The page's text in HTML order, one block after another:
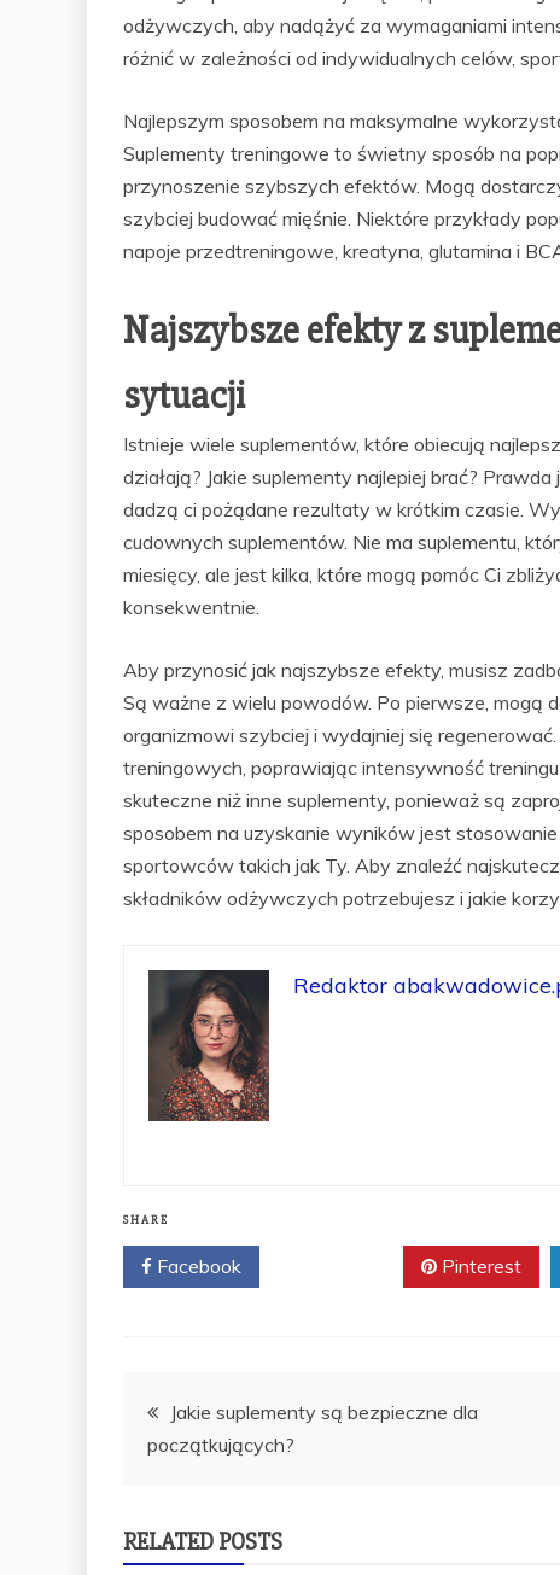
odżywczych, aby nadążyć za wymaganiami
różnić w zależności od indywidualnych celów,
Najlepszym sposobem na maksymalne
Suplementy treningowe to świetny sposób na
przynoszenie szybszych efektów. Mogą
szybciej budować mięśnie. Niektóre przykłady
napoje przedtreningowe, kreatyna, glutamina i
Najszybsze efekty z
sytuacji
Istnieje wiele suplementów, które obiecują
działają? Jakie suplementy najlepiej brać?
dadzą ci pożądane rezultaty w krótkim czasie.
cudownych suplementów. Nie ma suplementu,
miesięcy, ale jest kilka, które mogą pomóc Ci
konsekwentnie.
Aby przynosić jak najszybsze efekty, musisz
Są ważne z wielu powodów. Po pierwsze, mogą
organizmowi szybciej i wydajniej się
treningowych, poprawiając intensywność
skuteczne niż inne suplementy, ponieważ są
sposobem na uzyskanie wyników jest
sportowców takich jak Ty. Aby znaleźć
składników odżywczych potrzebujesz i jakie
Redaktor
SHARE
Facebook Pinterest
Nawigacja
wpisu
Jakie suplementy są bezpieczne dla
początkujących?
RELATED POSTS